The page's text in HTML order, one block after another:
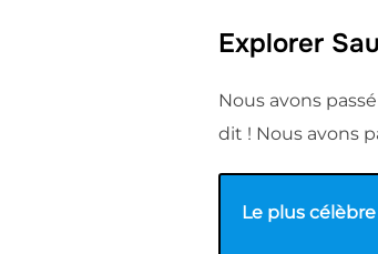
Explorer
Nous avons
dit ! Nous avons
Le plus